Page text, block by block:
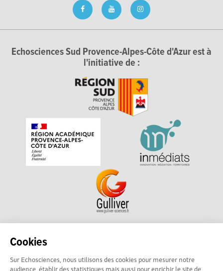
Cookies
Sur Echosciences, nous utilisons des cookies pour mesurer notre
audience, établir des statistiques mais aussi pour enrichir le site de
Echosciences Sud Provence-Alpes-Côte d'Azur est à
l'initiative de :
Echosciences Sud Provence-Alpes-Côte d'Azur est à
académique pour la Recherche et l'Innovation Provence-